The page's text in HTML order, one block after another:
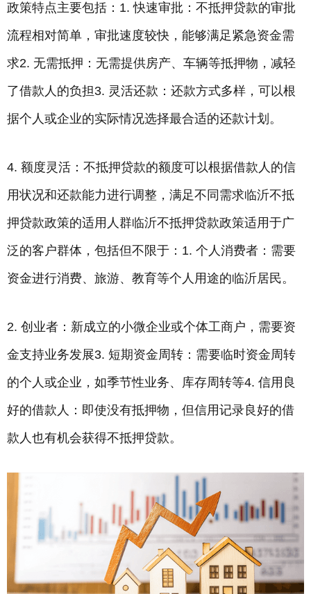
政策特点主要包括：1. 快速审批：不抵押贷款的审批
流程相对简单，审批速度较快，能够满足紧急资金需
求2. 无需抵押：无需提供房产、车辆等抵押物，减轻
了借款人的负担3. 灵活还款：还款方式多样，可以根
据个人或企业的实际情况选择最合适的还款计划。
4. 额度灵活：不抵押贷款的额度可以根据借款人的信
用状况和还款能力进行调整，满足不同需求临沂不抵
押贷款政策的适用人群临沂不抵押贷款政策适用于广
泛的客户群体，包括但不限于：1. 个人消费者：需要
资金进行消费、旅游、教育等个人用途的临沂居民。
2. 创业者：新成立的小微企业或个体工商户，需要资
金支持业务发展3. 短期资金周转：需要临时资金周转
的个人或企业，如季节性业务、库存周转等4. 信用良
好的借款人：即使没有抵押物，但信用记录良好的借
款人也有机会获得不抵押贷款。